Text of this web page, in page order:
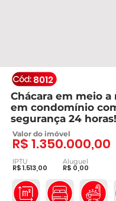
8012
Chácara em meio a
em condomínio
segurança 24 horas!
Valor do imóvel
R$1.350.000,00
IPTU
R$ 1.513,00
Aluguel
R$ 0,00